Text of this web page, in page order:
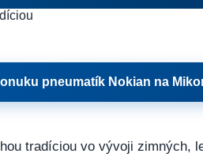
pneumatík Nokian na
tradíciou vo vývoji zimných,